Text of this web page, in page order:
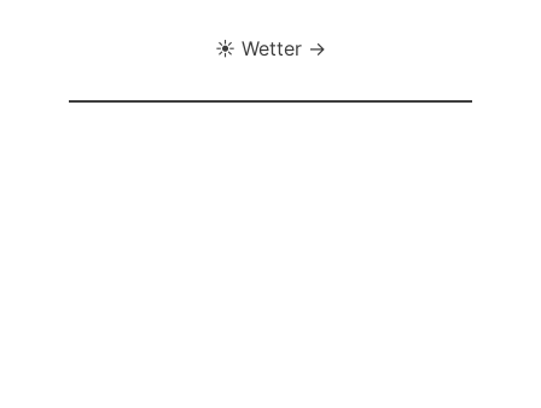
☀️ Wetter →